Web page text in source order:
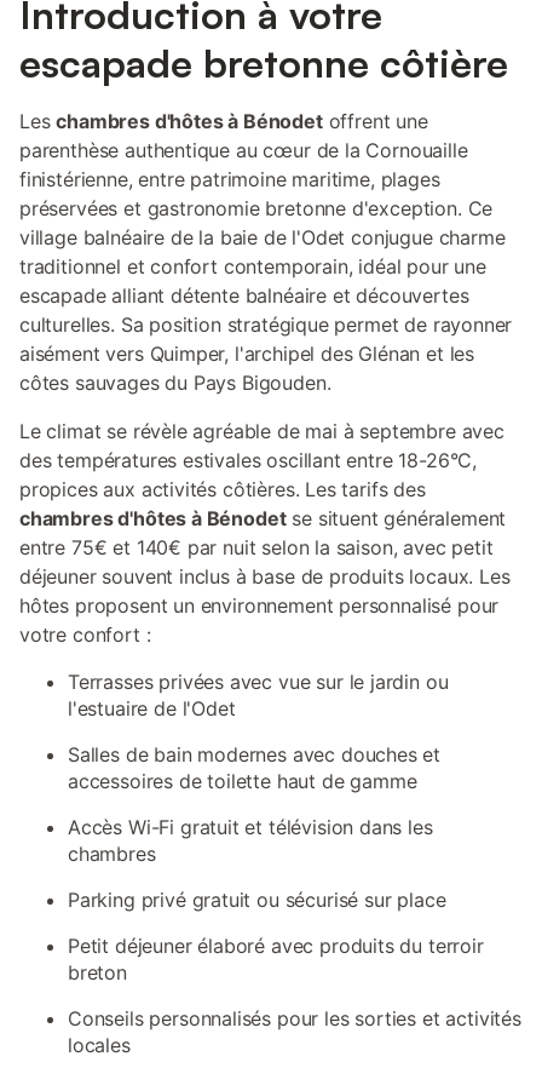
sur le terrain. Les séjours de 2 nuits minimum sont privilégiés,
mais une nuit peut être acceptée selon les cas. Merci de votre
compréhension. N’hésitez pas à me contacter via la plateforme
Introduction à votre
escapade bretonne côtière
Leschambres d'hôtes à Bénodetoffrent une
parenthèse authentique au cœur de la Cornouaille
finistérienne, entre patrimoine maritime, plages
préservées et gastronomie bretonne d'exception. Ce
village balnéaire de la baie de l'Odet conjugue charme
traditionnel et confort contemporain, idéal pour une
escapade alliant détente balnéaire et découvertes
culturelles. Sa position stratégique permet de rayonner
aisément vers Quimper, l'archipel des Glénan et les
côtes sauvages du Pays Bigouden.
Le climat se révèle agréable de mai à septembre avec
des températures estivales oscillant entre 18-26°C,
propices aux activités côtières. Les tarifs des
chambres d'hôtes à Bénodetse situent généralement
entre 75€ et 140€ par nuit selon la saison, avec petit
déjeuner souvent inclus à base de produits locaux. Les
hôtes proposent un environnement personnalisé pour
votre confort :
Terrasses privées avec vue sur le jardin ou
l'estuaire de l'Odet
Salles de bain modernes avec douches et
accessoires de toilette haut de gamme
Accès Wi-Fi gratuit et télévision dans les
chambres
Parking privé gratuit ou sécurisé sur place
Petit déjeuner élaboré avec produits du terroir
breton
Conseils personnalisés pour les sorties et activités
locales